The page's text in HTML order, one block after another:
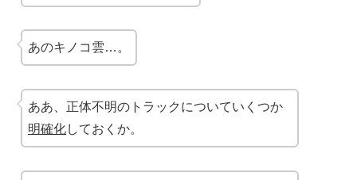
あのキノコ雲…。
ああ、正体不明のトラックについていくつか
明確化しておくか。